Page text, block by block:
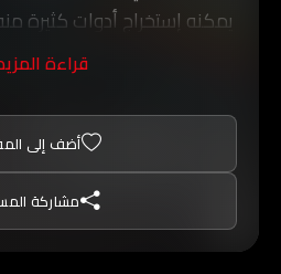
يمكنه إستخراج أدوات كثيرة
الأدوات التي جلبها
بأصدقائه الأطفال فكيف
قراءة
أضف إلى
مشاركة